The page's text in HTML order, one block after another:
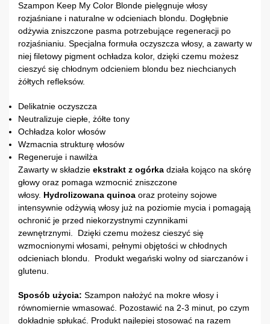
Szampon Keep My Color Blonde pielęgnuje włosy
rozjaśniane i naturalne w odcieniach blondu. Dogłębnie
odżywia zniszczone pasma potrzebujące regeneracji po
rozjaśnianiu. Specjalna formuła oczyszcza włosy, a zawarty w
niej filetowy pigment ochładza kolor, dzięki czemu możesz
cieszyć się chłodnym odcieniem blondu bez niechcianych
żółtych refleksów.
Delikatnie oczyszcza
Neutralizuje ciepłe, żółte tony
Ochładza kolor włosów
Wzmacnia strukturę włosów
Regeneruje i nawilża
Zawarty w składzie ekstrakt z ogórka działa kojąco na skórę
głowy oraz pomaga wzmocnić zniszczone
włosy. Hydrolizowana quinoa oraz proteiny sojowe
intensywnie odżywią włosy już na poziomie mycia i pomagają
ochronić je przed niekorzystnymi czynnikami
zewnętrznymi. Dzięki czemu możesz cieszyć się
wzmocnionymi włosami, pełnymi objętości w chłodnych
odcieniach blondu. Produkt wegański wolny od siarczanów i
glutenu.
Sposób użycia: Szampon nałożyć na mokre włosy i
równomiernie wmasować. Pozostawić na 2-3 minut, po czym
dokładnie spłukać. Produkt najlepiej stosować na razem